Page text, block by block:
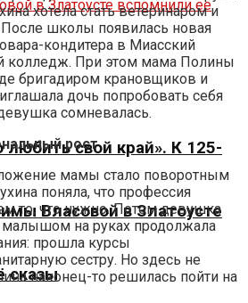
любить свой край». К 125-
Власовой в Златоусте
сказы
хотела стать ветеринаром и
школы появилась новая
кондитера в Миасский
колледж. При этом мама Полины
бригадиром крановщиков и
дочь попробовать себя
сомневалась.
рост
мамы стало поворотным
поняла, что профессия
то, что нужно. Потом девушка
малышом на руках продолжала
прошла курсы
сестру. Но здесь не
наконец-то решилась пойти на